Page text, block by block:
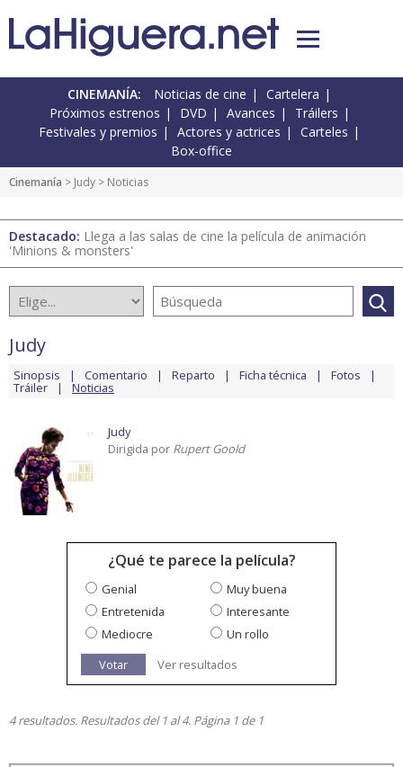
CINEMANÍA: Noticias de cine
Cartelera
Próximos estrenos
DVD Avances
Tráilers
Festivales y premios
Actores y actrices
Carteles
Box-office
Cinemanía > Judy > Noticias
Destacado: Llega a las salas de cine la película de animación
'Minions & monsters'
Judy
Sinopsis Comentario Reparto Ficha técnica Fotos
Tráiler Noticias
Judy
Dirigida por Rupert Goold
¿Qué te parece la película?
Genial
Muy buena
Entretenida
Interesante
Mediocre
Un rollo
Votar
Ver resultados
4 resultados. Resultados del 1 al 4. Página 1 de 1